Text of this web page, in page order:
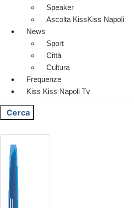
Speaker
Ascolta KissKiss Napoli
News
Sport
Città
Cultura
Frequenze
Kiss Kiss Napoli Tv
Cerca